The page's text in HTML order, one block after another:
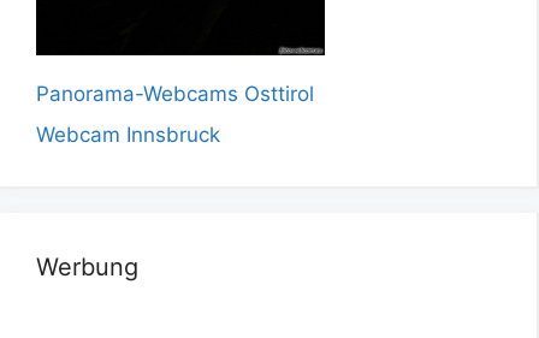
Panorama-Webcams Osttirol
Webcam Innsbruck
Werbung